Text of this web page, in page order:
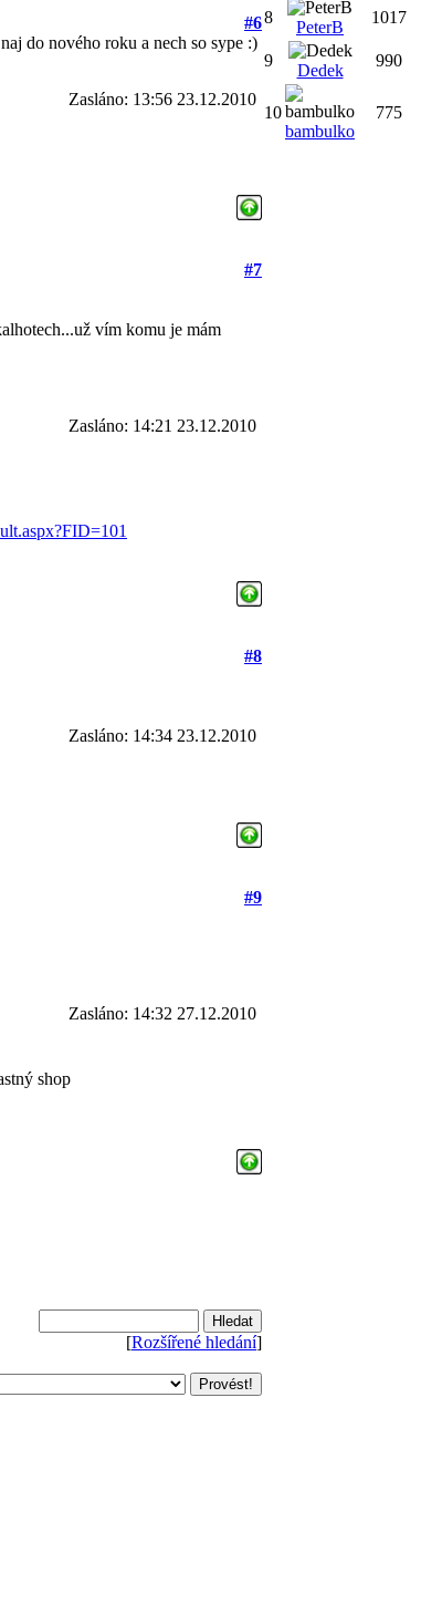
#6
do nového roku a nech so sype :)
Zasláno: 13:56 23.12.2010
#7
vím komu je mám
Zasláno: 14:21 23.12.2010
#8
Zasláno: 14:34 23.12.2010
#9
Zasláno: 14:32 27.12.2010
shop
[Rozšířené hledání]
8
PeterB
1017
9
Dedek
990
10
bambulko
775